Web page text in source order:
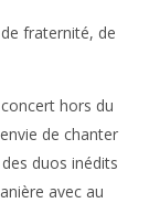
fraternité, de
hors du
de chanter
duos inédits
avec au